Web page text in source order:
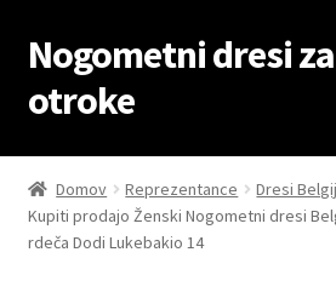
Skip
to
navigation
Skip
to
content
Nogometni dresi za
otroke
Domov
Blog
Domov Reprezentance
Dresi
Kupiti prodajo Ženski Nogometni dresi
rdeča Dodi Lukebakio 14